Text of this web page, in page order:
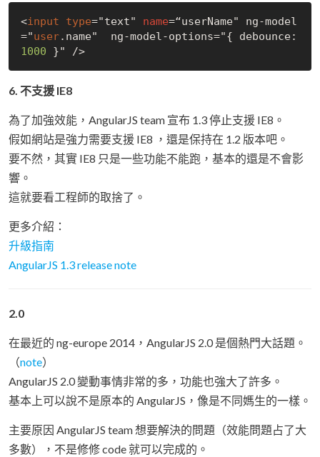
<input type="text" name=“userName" ng-model
="user
1000
}" />
6. 不支援 IE8
為了加強效能，AngularJS team 宣布 1.3 停止支援 IE8。
假如網站是強力需要支援 IE8 ，還是保持在 1.2 版本吧。
要不然，其實 IE8 只是一些功能不能跑，基本的還是不會影
響。
這就要看工程師的取捨了。
更多介紹：
升級指南
AngularJS 1.3 release note
2.0
在最近的 ng-europe 2014，AngularJS 2.0 是個熱門大話題。
（note）
AngularJS 2.0 變動事情非常的多，功能也強大了許多。
基本上可以說不是原本的 AngularJS，像是不同媽生的一樣。
主要原因 AngularJS team 想要解決的問題（效能問題占了大
多數），不是修修 code 就可以完成的。